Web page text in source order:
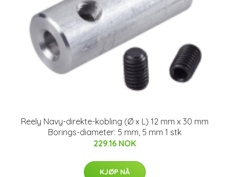
Reely Navy-direkte-kobling (Ø x L) 12 mm x 30 mm
Borings-diameter: 5 mm, 5 mm 1 stk
229.16 NOK
KJØP NÅ